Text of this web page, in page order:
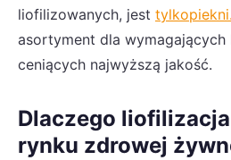
liofilizowanych, jest
asortyment dla wymagających
ceniących najwyższą jakość.
Dlaczego
rynku zdrowej